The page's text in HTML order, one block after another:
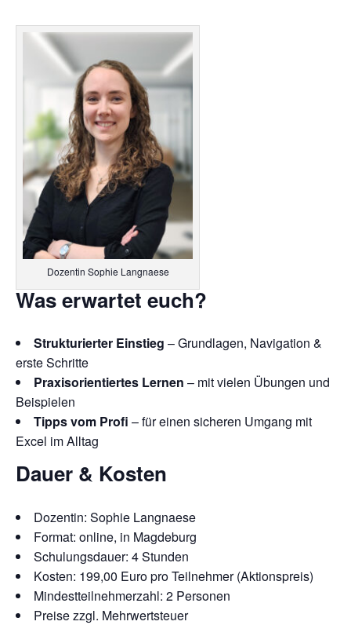
Dozentin Sophie Langnaese
Was erwartet euch?
Strukturierter Einstieg – Grundlagen, Navigation &
erste Schritte
Praxisorientiertes Lernen – mit vielen Übungen und
Beispielen
Tipps vom Profi – für einen sicheren Umgang mit
Excel im Alltag
Dauer & Kosten
Dozentin: Sophie Langnaese
Format: online, in Magdeburg
Schulungsdauer: 4 Stunden
Kosten: 199,00 Euro pro Teilnehmer (Aktionspreis)
Mindestteilnehmerzahl: 2 Personen
Preise zzgl. Mehrwertsteuer